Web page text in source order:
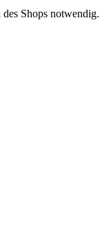
Shops notwendig.